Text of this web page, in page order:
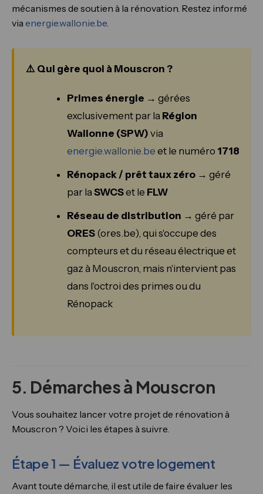
mécanismes de soutien à la rénovation. Restez informé
via energie.wallonie.be.
⚠️ Qui gère quoi à Mouscron ?
Primes énergie → gérées
exclusivement par la Région
Wallonne (SPW) via
energie.wallonie.be et le numéro 1718
Rénopack / prêt taux zéro → géré
par laSWCSet le FLW
Réseau de distribution → géré par
ORES (ores.be), qui s'occupe des
compteurs et du réseau électrique et
gaz à Mouscron, mais n'intervient pas
dans l'octroi des primes ou du
Rénopack
5. Démarches à Mouscron
Vous souhaitez lancer votre projet de rénovation à
Mouscron ? Voici les étapes à suivre.
Étape 1 — Évaluez votre logement
Avant toute démarche, il est utile de faire évaluer les